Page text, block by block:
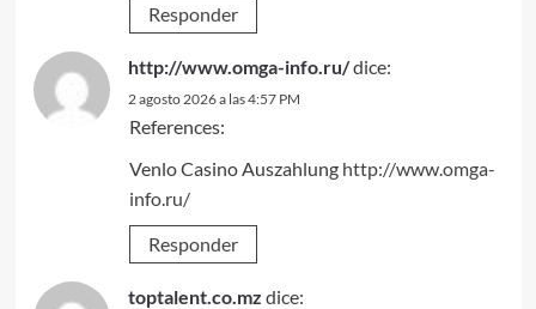
Responder
http://www.omga-info.ru/dice:
2 agosto 2026 a las 4:57 PM
References:
Venlo Casino Auszahlung http://www.omga-
info.ru/
Responder
toptalent.co.mz dice: